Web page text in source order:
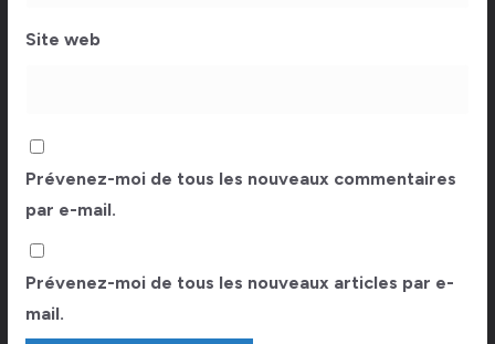
Site web
Prévenez-moi de tous les nouveaux commentaires
par e-mail.
Prévenez-moi de tous les nouveaux articles par e-
mail.